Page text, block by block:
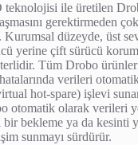
ile üretilen
gerektirmeden
Kurumsal düzeyde, üst
yerine çift sürücü
Tüm Drobo
verileri
hot-spare) işlevi
otomatik olarak verileri
bir bekleme ya da kesinti
sunmayı sürdürür.